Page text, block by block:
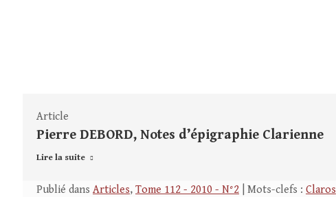
Article
Pierre DEBORD, Notes d’épigraphie Clarienne
Lire la suite
Publié dans Articles, Tome 112 - 2010 - N°2 | Mots-clefs : Claros